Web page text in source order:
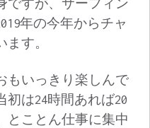
ですが、サーフィン
年の今年からチャ
す。
もいっきり楽しんで
初は24時間あれば20
とことん仕事に集中